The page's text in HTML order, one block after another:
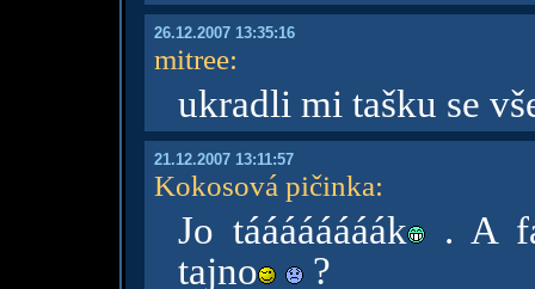
26.12.2007 13:35:16
mitree:
ukradli mi tašku se
21.12.2007 13:11:57
Kokosová pičinka:
Jo táááááááák . A
tajno
?